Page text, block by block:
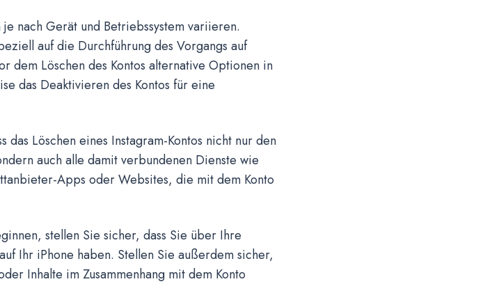
nach Gerät und Betriebssystem variieren.
auf die Durchführung des Vorgangs auf
dem Löschen des Kontos alternative Optionen in
das Deaktivieren des Kontos für eine
das Löschen eines Instagram-Kontos nicht nur den
auch alle damit verbundenen Dienste wie
Apps oder Websites, die mit dem Konto
stellen Sie sicher, dass Sie über Ihre
Ihr iPhone haben. Stellen Sie außerdem sicher,
Inhalte im Zusammenhang mit dem Konto